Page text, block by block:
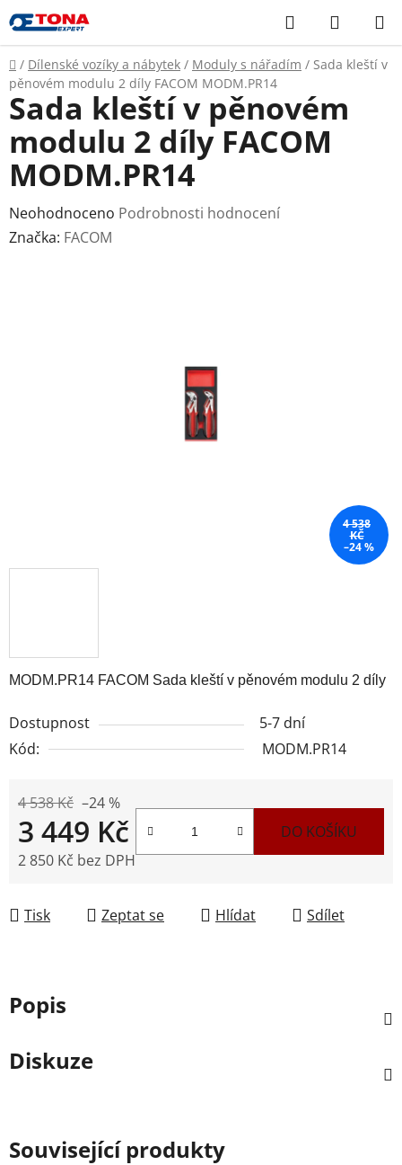
Přejít
na
obsah
Hledat
KOŠÍK
Domů
/ Dílenské vozíky a nábytek / Moduly s nářadím / Sada kleští v
pěnovém modulu 2 díly FACOM MODM.PR14
MODM.PR14 FACOM Sada kleští v pěnovém modulu 2 díly
Dostupnost
5-7 dní
Kód:
MODM.PR14
4 538 Kč –24 %
3 449 Kč
2 850 Kč bez DPH
DO KOŠÍKU
Tisk Zeptat se Hlídat Sdílet
Sada kleští v pěnovém
modulu 2 díly FACOM
MODM.PR14
Průměrné
hodnocení
Neohodnoceno Podrobnosti hodnocení
Značka: FACOM
4 538
KČ
–24 %
Popis
Diskuze
Související produkty